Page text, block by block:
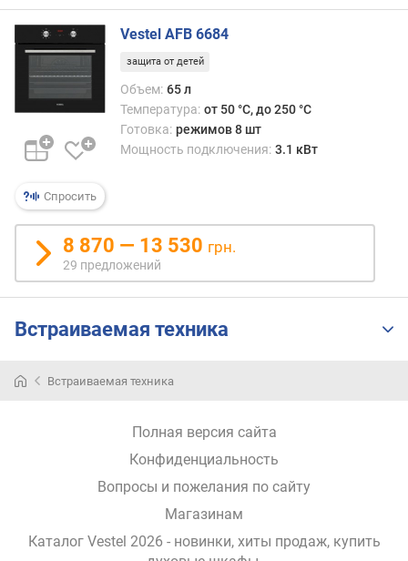
ш
е
в
ы
м
п
о
т
з
ы
в
а
п
д
в
Спросить
Vestel AFB 6684
защита от детей
Объем: 65 л
Температура: от 50 °C, до 250 °C
Готовка: режимов 8 шт
Мощность подключения: 3.1 кВт
8 870 — 13 530 грн.
29 предложений
Встраиваемая техника
Встраиваемая техника
Полная версия сайта
Конфиденциальность
Вопросы и пожелания по сайту
Магазинам
Каталог Vestel 2026 - новинки, хиты продаж, купить